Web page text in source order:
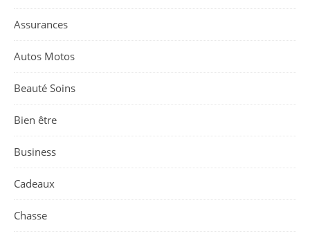
Assurances
Autos Motos
Beauté Soins
Bien être
Business
Cadeaux
Chasse